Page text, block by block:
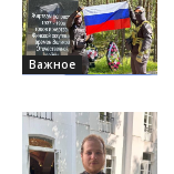
Важное